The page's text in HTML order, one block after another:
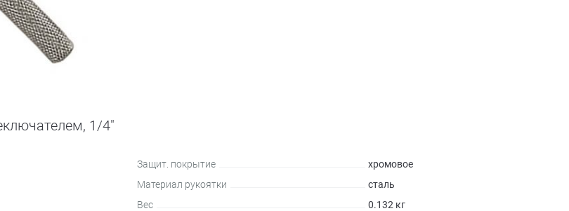
1/4"
Защит. покрытие
хромовое
Материал рукоятки
сталь
Вес
0.132 кг